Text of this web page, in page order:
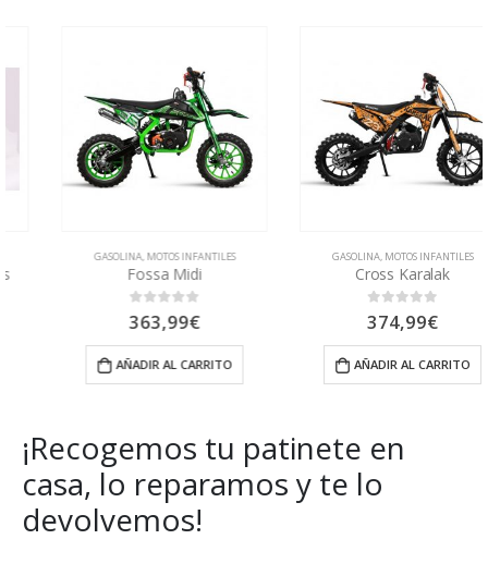
GASOLINA,MOTOS INFANTILES
Fossa Midi
out of 5
363,99€
AÑADIR AL CARRITO
GASOLINA,MOTOS INFANTILES
Cross Karalak
out of 5
374,99€
AÑADIR AL CARRITO
¡Recogemos tu patinete en
casa, lo reparamos y te lo
devolvemos!